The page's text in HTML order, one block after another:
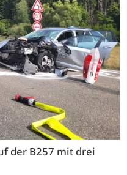
der B257 mit drei